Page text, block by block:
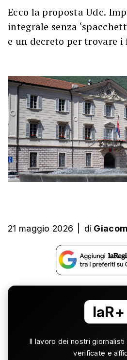
Ecco la proposta Udc.
integrale senza
e un decreto per trovare
21 maggio 2026 di
laR+
Il lavoro dei nostri
verificate e